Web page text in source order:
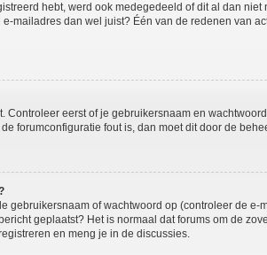
hebt, werd ook medegedeeld of dit al dan
mailadres dan wel juist? Één van de redenen van
eerst of je gebruikersnaam en
forumconfiguratie fout is, dan moet dit door de
gebruikersnaam of wachtwoord op (controleer de
geplaatst? Het is normaal dat forums om de
en meng je in de discussies.